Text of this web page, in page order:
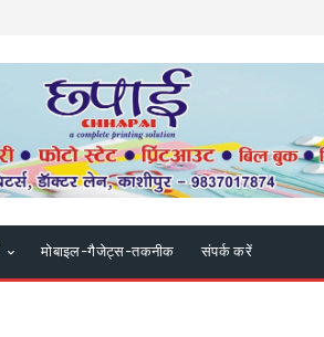
मोबाइल-गैजेट्स-तकनीक संपर्क करें